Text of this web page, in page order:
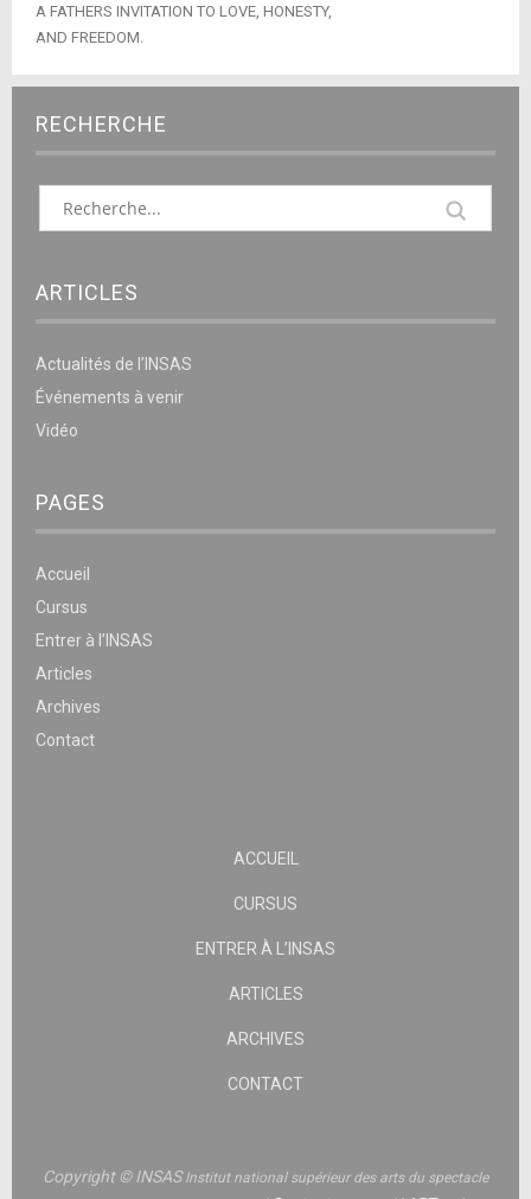
A FATHERS INVITATION TO LOVE, HONESTY,
AND FREEDOM.
RECHERCHE
ARTICLES
Actualités de l’INSAS
Événements à venir
Vidéo
PAGES
Accueil
Cursus
Entrer à l’INSAS
Articles
Archives
Contact
ACCUEIL
CURSUS
ENTRER À L’INSAS
ARTICLES
ARCHIVES
CONTACT
Copyright © INSASInstitut national supérieur des arts du spectacle